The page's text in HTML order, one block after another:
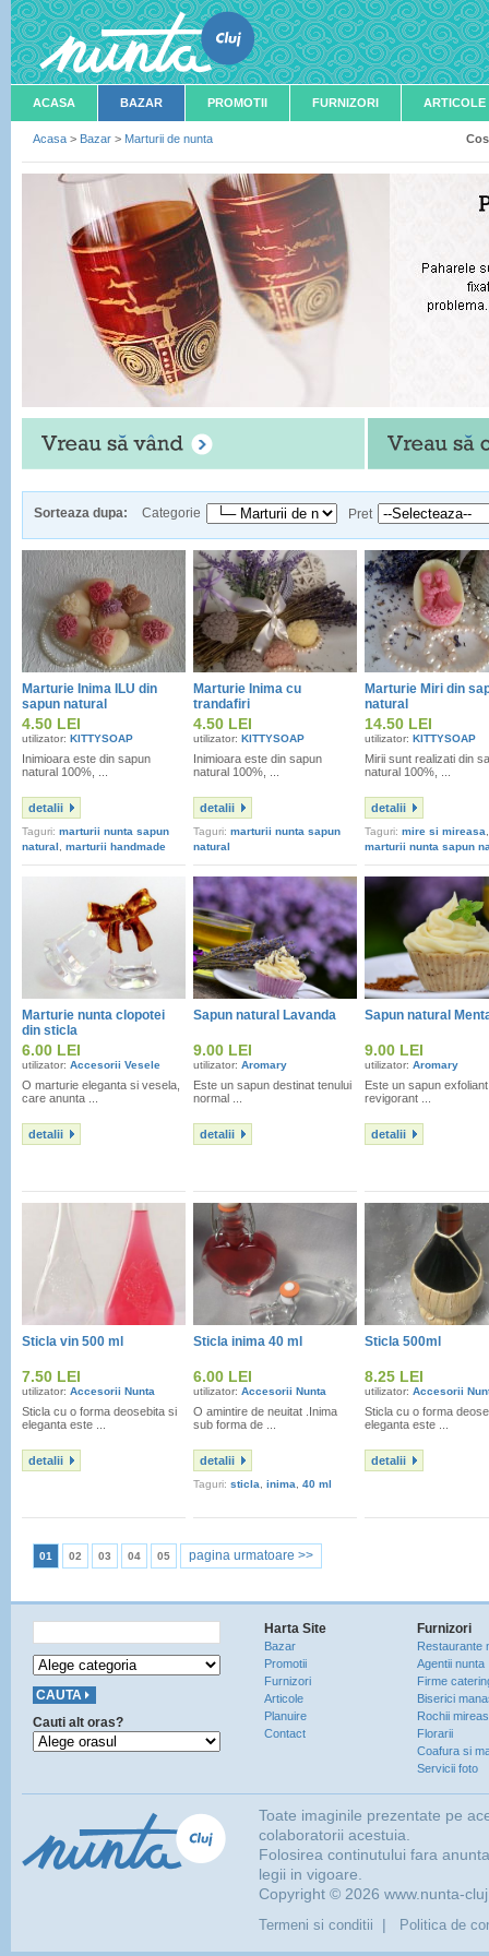
ACASA BAZAR PROMOTII FURNIZORI ARTICOLE
Acasa > Bazar > Marturii de nunta
Sorteaza dupa: Categorie Pret
Marturie Inima ILU din
sapun natural
4.50 LEI
utilizator: KITTYSOAP
Inimioara este din sapun
natural 100%, ...
detalii
Taguri: marturii nunta sapun
natural
marturii handmade
Marturie Inima cu
trandafiri
4.50 LEI
utilizator: KITTYSOAP
Inimioara este din sapun
natural 100%, ...
detalii
Taguri: marturii nunta sapun
natural
Marturie Miri din
natural
14.50 LEI
utilizator: KITTYSOAP
Mirii sunt realizati din
natural 100%, ...
detalii
Taguri: mire si mireasa
marturii nunta sapun
Marturie nunta clopotei
din sticla
6.00 LEI
utilizator: Accesorii Vesele
O marturie eleganta si vesela,
care anunta ...
detalii
Sapun natural Lavanda
9.00 LEI
utilizator: Aromary
Este un sapun destinat tenului
normal ...
detalii
Sapun natural
9.00 LEI
utilizator: Aromary
Este un sapun
revigorant ...
detalii
Sticla vin 500 ml
7.50 LEI
utilizator: Accesorii Nunta
Sticla cu o forma deosebita si
eleganta este ...
detalii
Sticla inima 40 ml
6.00 LEI
utilizator: Accesorii Nunta
O amintire de neuitat .Inima
sub forma de ...
detalii
Taguri: sticla inima 40 ml
Sticla 500ml
8.25 LEI
utilizator: Accesorii
Sticla cu o forma
eleganta este ...
detalii
01 02 03 04 05 pagina urmatoare >>
Cauti alt oras?
Harta Site
Bazar
Promotii
Furnizori
Articole
Planuire
Contact
Furnizori
Restaurante
Agentii nunta
Firme
Biserici
Rochii
Florarii
Coafura si
Servicii foto
Toate imaginile prezentate pe
colaboratorii acestuia.
Folosirea continutului fara
legii in vigoare.
Copyright © 2026 www.nunta-
Termeni si conditii | Politica de